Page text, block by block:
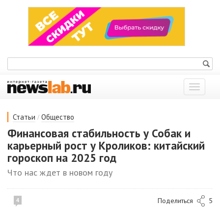
Показать
меню
Статьи / Общество
Финансовая стабильность у Собак и
карьерный рост у Кроликов: китайский
гороскоп на 2025 год
Что нас ждет в новом году
4 Поделиться 5